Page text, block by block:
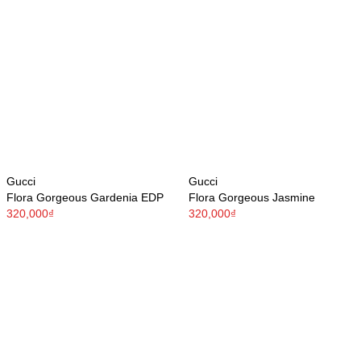
Gucci
Flora Gorgeous Gardenia EDP
320,000₫
Gucci
Flora Gorgeous Jasmine
320,000₫